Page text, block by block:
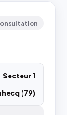
Secteur 1
(79)